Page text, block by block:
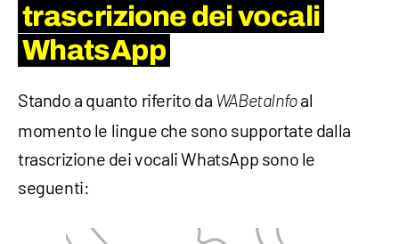
trascrizione dei vocali
WhatsApp
Stando a quanto riferito da WABetaInfo al
momento le lingue che sono supportate dalla
trascrizione dei vocali WhatsApp sono le
seguenti: